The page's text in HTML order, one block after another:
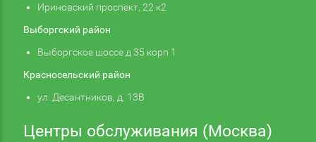
Ириновский проспект, 22 к2
Выборгский район
Выборгское шоссе д 35 корп 1
Красносельский район
ул. Десантников, д. 13В
Центры обслуживания (Москва)